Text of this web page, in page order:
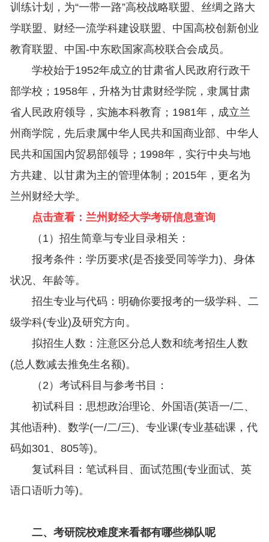
训练计划，为“一带一路”高校战略联盟、丝绸之路大
学联盟、财经一流学科建设联盟、中国高校创新创业
教育联盟、中国-中东欧国家高校联合会成员。
学校始于1952年成立的甘肃省人民政府行政干
部学校；1958年，升格为甘肃财经学院，隶属甘肃
省人民政府领导，实施本科教育；1981年，成立兰
州商学院，先后隶属中华人民共和国商业部、中华人
民共和国国内贸易部领导；1998年，实行中央与地
方共建、以甘肃为主的管理体制；2015年，更名为
兰州财经大学。
点击查看： 兰州财经大学考研信息查询
（1）招生简章与专业目录相关：
报考条件：学历要求(是否接受同等学力)、身体
状况、年龄等。
招生专业与代码：明确你要报考的一级学科、二
级学科(专业)及研究方向。
拟招生人数：注意区分总人数和统考招生人数
(总人数减去推免生名额)。
（2）考试科目与参考书目：
初试科目：思想政治理论、外国语(英语一/二、
其他语种)、数学(一/二/三)、专业课(专业基础课，代
码如301、805等)。
复试科目：笔试科目、面试范围(专业面试、英
语口语听力等)。
二、考研院校难度来看都有哪些梯队呢